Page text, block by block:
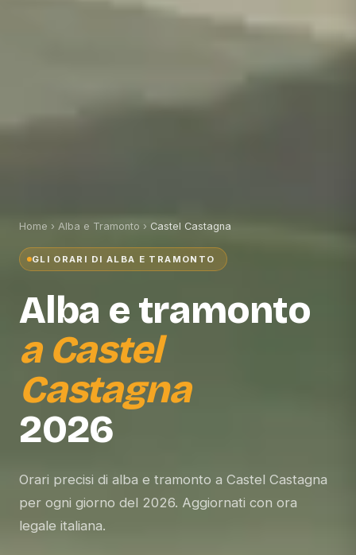
Home › Alba e Tramonto › Castel Castagna
GLI ORARI DI ALBA E TRAMONTO
Alba e tramonto
a Castel
Castagna
2026
Orari precisi di alba e tramonto a Castel Castagna
per ogni giorno del 2026. Aggiornati con ora
legale italiana.